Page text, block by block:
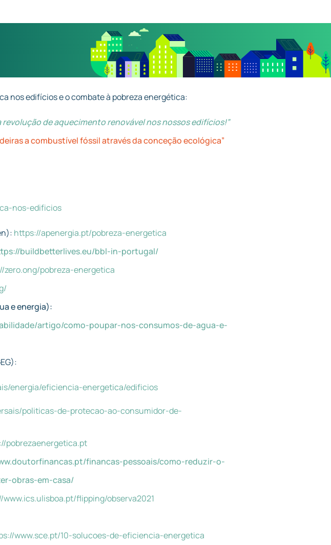
nos edifícios e o combate à pobreza energética:
revolução de aquecimento renovável nos nossos edifícios!”
a combustível fóssil através da conceção ecológica”
nos-edificios
https://apenergia.pt/pobreza-energetica
buildbetterlives.eu/bbl-in-portugal/
zero.ong/pobreza-energetica
e energia):
artigo/como-poupar-nos-consumos-de-agua-e-
energia/eficiencia-energetica/edificios
politicas-de-protecao-ao-consumidor-de-
pobrezaenergetica.pt
financas-pessoais/como-reduzir-o-
obras-em-casa/
www.ics.ulisboa.pt/flipping/observa2021
www.sce.pt/10-solucoes-de-eficiencia-energetica